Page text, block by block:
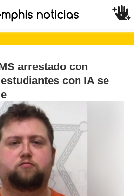
arrestado con
con IA se